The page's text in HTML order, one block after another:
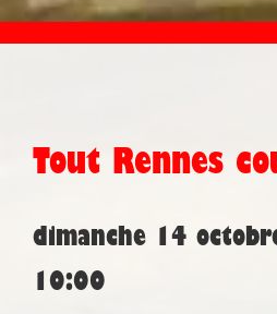
Tout Rennes
dimanche 14
10:00